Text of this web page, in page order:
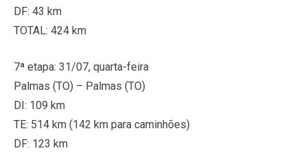
DF: 43 km
TOTAL: 424 km
7ª etapa: 31/07, quarta-feira
Palmas (TO) – Palmas (TO)
DI: 109 km
TE: 514 km (142 km para caminhões)
DF: 123 km